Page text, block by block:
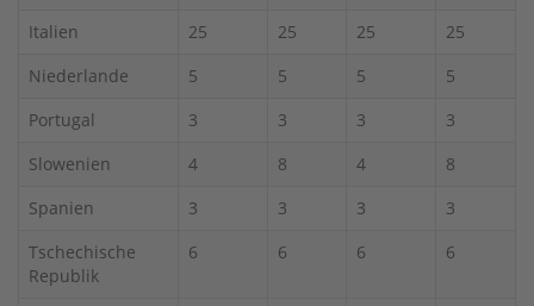
Italien
25 25 25
25
Niederlande
5 5 5
5
Portugal
3 3 3
3
Slowenien
4 8 4
8
Spanien
3 3 3
3
Tschechische
Republik
6 6 6 6